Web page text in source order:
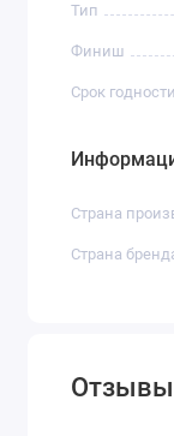
Тип
Финиш
Срок годности
Страна
Страна
Отзывы